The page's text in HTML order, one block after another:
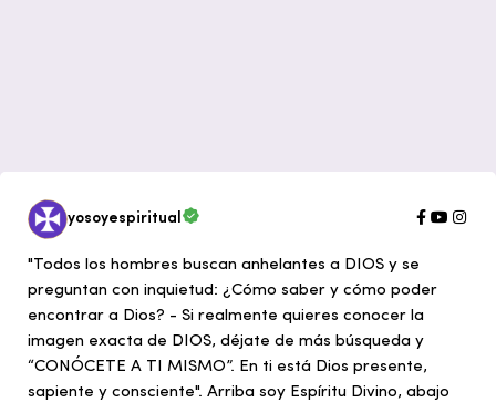
yosoyespiritual
"Todos los hombres buscan anhelantes a DIOS y se
preguntan con inquietud: ¿Cómo saber y cómo poder
encontrar a Dios? - Si realmente quieres conocer la
imagen exacta de DIOS, déjate de más búsqueda y
“CONÓCETE A TI MISMO”. En ti está Dios presente,
sapiente y consciente". Arriba soy Espíritu Divino, abajo